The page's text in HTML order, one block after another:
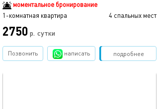
моментальное бронирование
1-комнатная квартира
4 спальных мест
2750 р. сутки
подробнее
Позвонить написать Забронировать